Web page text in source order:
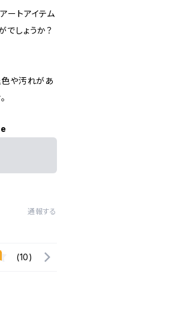
ートアイテム
しょうか？
色や汚れがあ
通報する
(10)